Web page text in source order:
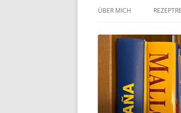
ÜBER MICH